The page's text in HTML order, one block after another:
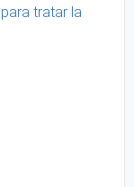
tratar la